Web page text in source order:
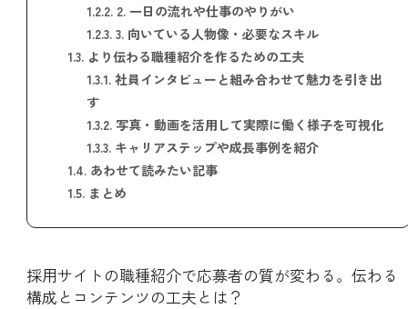
1.2.2.2. 一日の流れや仕事のやりがい
1.2.3.3. 向いている人物像・必要なスキル
1.3.より伝わる職種紹介を作るための工夫
1.3.1.社員インタビューと組み合わせて魅力を引き出
す
1.3.2.写真・動画を活用して実際に働く様子を可視化
1.3.3.キャリアステップや成長事例を紹介
1.4.あわせて読みたい記事
1.5.まとめ
採用サイトの職種紹介で応募者の質が変わる。伝わる
構成とコンテンツの工夫とは？